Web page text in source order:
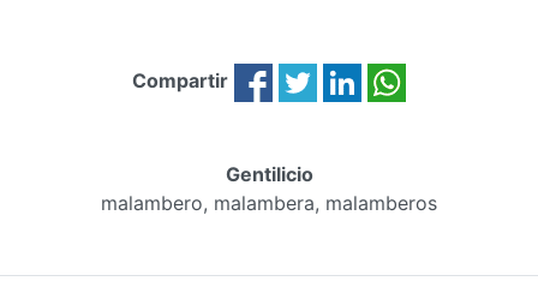
Compartir
Gentilicio
malambero, malambera, malamberos